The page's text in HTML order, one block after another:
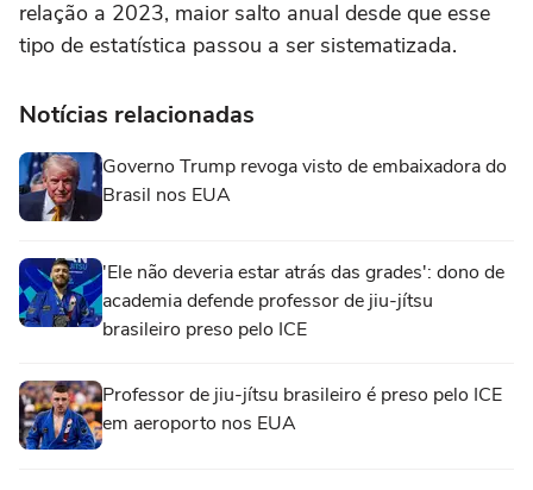
relação a 2023, maior salto anual desde que esse
tipo de estatística passou a ser sistematizada.
Notícias relacionadas
Governo Trump revoga visto de embaixadora do
Brasil nos EUA
'Ele não deveria estar atrás das grades': dono de
academia defende professor de jiu-jítsu
brasileiro preso pelo ICE
Professor de jiu-jítsu brasileiro é preso pelo ICE
em aeroporto nos EUA